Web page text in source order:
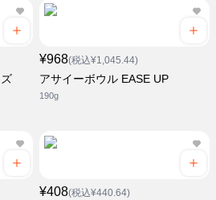
¥968(税込¥1,045.44)
アサイーボウル EASE UP
190g
¥408(税込¥440.64)